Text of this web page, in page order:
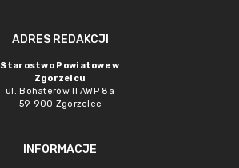
ADRES REDAKCJI
Starostwo Powiatowe w
Zgorzelcu
ul. Bohaterów II AWP 8a
59-900 Zgorzelec
INFORMACJE